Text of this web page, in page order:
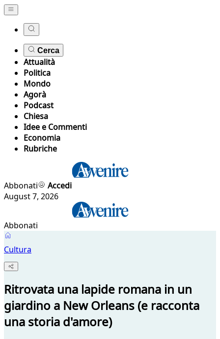
Cerca
Attualità
Politica
Mondo
Agorà
Podcast
Chiesa
Idee e Commenti
Economia
Rubriche
Abbonati
Accedi
August 7, 2026
Abbonati
Cultura
Ritrovata una lapide romana in un
giardino a New Orleans (e racconta
una storia d'amore)